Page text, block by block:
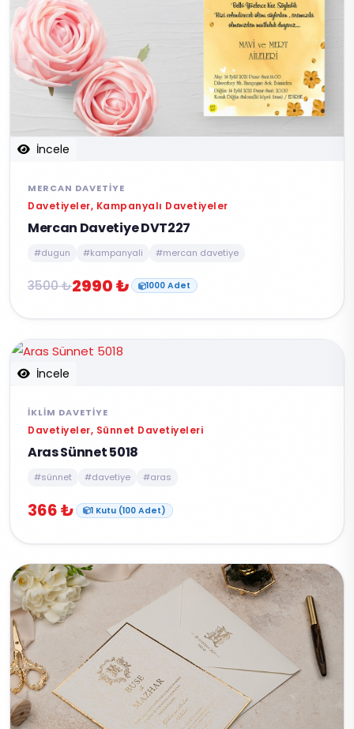
İncele
MERCAN DAVETIYE
Davetiyeler, Kampanyalı Davetiyeler
Mercan Davetiye DVT227
#dugun #kampanyali #mercan davetiye
3500 ₺2990 ₺ 1000 Adet
İncele
İKLIM DAVETIYE
Davetiyeler, Sünnet Davetiyeleri
Aras Sünnet 5018
#sünnet #davetiye #aras
366 ₺ 1 Kutu (100 Adet)